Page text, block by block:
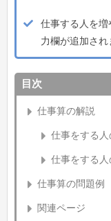
仕事する人を増
力欄が追加され
目次
仕事算の解説
仕事をする人
仕事をする人
仕事算の問題例
関連ページ